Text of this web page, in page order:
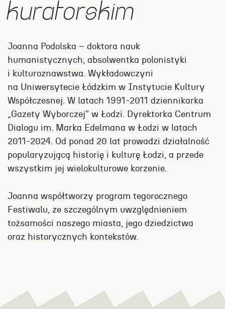
kuratorskim
Joanna Podolska – doktora nauk
humanistycznych, absolwentka polonistyki
i kulturoznawstwa. Wykładowczyni
na Uniwersytecie Łódzkim w Instytucie Kultury
Współczesnej. W latach 1991-2011 dziennikarka
„Gazety Wyborczej” w Łodzi. Dyrektorka Centrum
Dialogu im. Marka Edelmana w Łodzi w latach
2011-2024. Od ponad 20 lat prowadzi działalność
popularyzującą historię i kulturę Łodzi, a przede
wszystkim jej wielokulturowe korzenie.
Joanna współtworzy program tegorocznego
Festiwalu, ze szczególnym uwzględnieniem
tożsamości naszego miasta, jego dziedzictwa
oraz historycznych kontekstów.